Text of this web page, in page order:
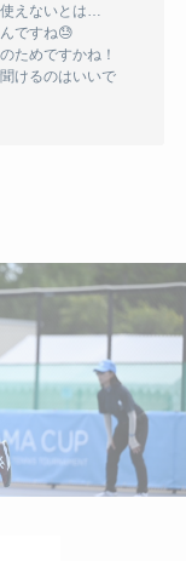
えないとは…
ですね😓
ためですかね！
けるのはいいで